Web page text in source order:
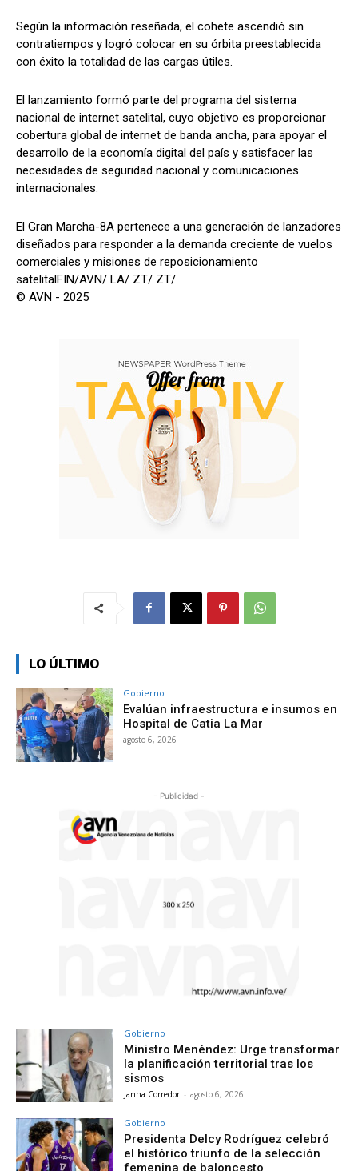
Según la información reseñada, el cohete ascendió sin
contratiempos y logró colocar en su órbita preestablecida
con éxito la totalidad de las cargas útiles.
El lanzamiento formó parte del programa del sistema
nacional de internet satelital, cuyo objetivo es proporcionar
cobertura global de internet de banda ancha, para apoyar el
desarrollo de la economía digital del país y satisfacer las
necesidades de seguridad nacional y comunicaciones
internacionales.
El Gran Marcha-8A pertenece a una generación de lanzadores
diseñados para responder a la demanda creciente de vuelos
comerciales y misiones de reposicionamiento
satelitalFIN/AVN/ LA/ ZT/ ZT/
© AVN - 2025
LO ÚLTIMO
Gobierno
Evalúan infraestructura e insumos en
Hospital de Catia La Mar
agosto 6, 2026
- Publicidad -
Gobierno
Ministro Menéndez: Urge transformar
la planificación territorial tras los
sismos
Janna Corredor - agosto 6, 2026
Gobierno
Presidenta Delcy Rodríguez celebró
el histórico triunfo de la selección
femenina de baloncesto